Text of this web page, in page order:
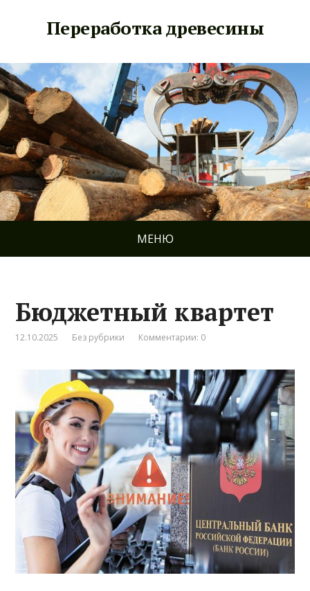
Переработка древесины
МЕНЮ
Бюджетный квартет
12.10.2025 Без рубрики Комментарии: 0